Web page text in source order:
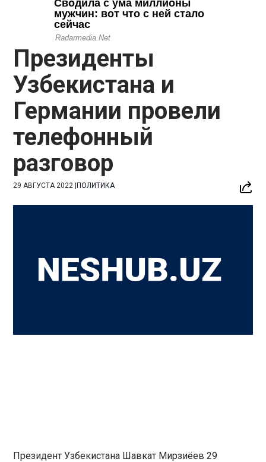
Президенты
Узбекистана и
Германии провели
телефонный
разговор
29 АВГУСТА 2022 |ПОЛИТИКА
Президент Узбекистана Шавкат Мирзиёев 29